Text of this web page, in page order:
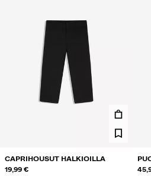
CAPRIHOUSUT HALKIOILLA
19,99 €